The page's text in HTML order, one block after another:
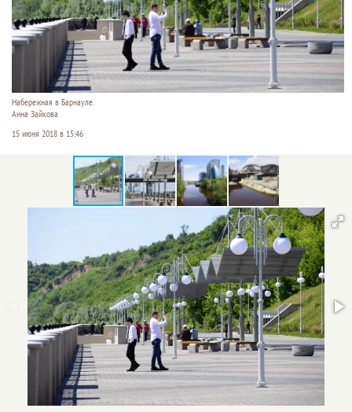
Набережная в Барнауле.
Анна Зайкова
15 июня 2018 в 15:46